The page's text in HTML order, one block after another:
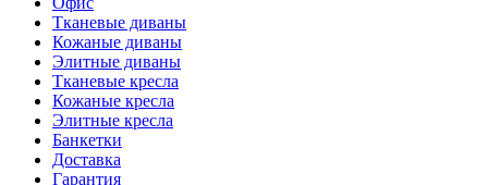
Тканевые диваны
Кожаные диваны
Элитные диваны
Тканевые кресла
Кожаные кресла
Элитные кресла
Банкетки
Доставка
Гарантия